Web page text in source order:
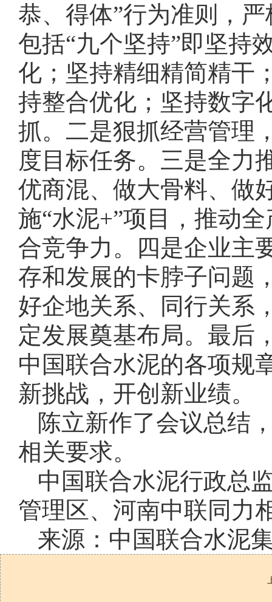
恭、得体”行为准则，
包括“九个坚持”即坚持
化；坚持精细精简精干
持整合优化；坚持数字
抓。二是狠抓经营管理
度目标任务。三是全力
优商混、做大骨料、做
施“水泥+”项目，推动
合竞争力。四是企业主
存和发展的卡脖子问题
好企地关系、同行关系
定发展奠基布局。最后
中国联合水泥的各项规
新挑战，开创新业绩。
陈立新作了会议总结
相关要求。
中国联合水泥行政总
管理区、河南中联同力
来源：中国联合水泥